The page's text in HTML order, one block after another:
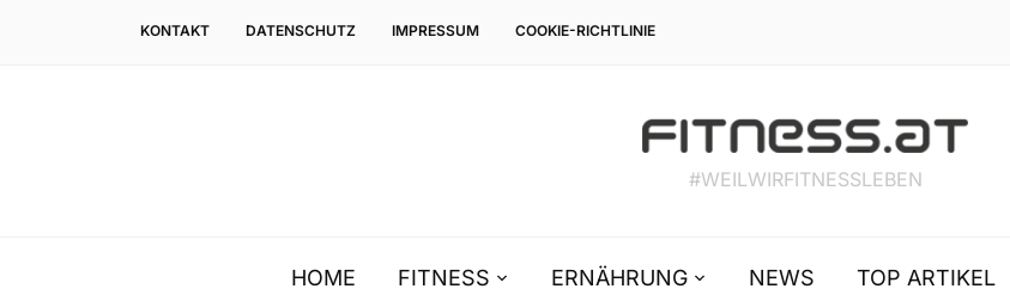
KONTAKT DATENSCHUTZ IMPRESSUM COOKIE-RICHTLINIE
#WEILWIRFITNESSLEBEN
HOME FITNESS ERNÄHRUNG NEWS TOP ARTIKEL